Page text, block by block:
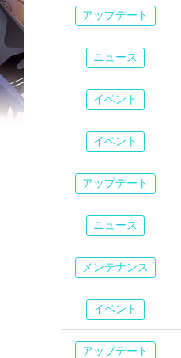
アップデート
ニュース
イベント
イベント
アップデート
ニュース
メンテナンス
イベント
アップデート